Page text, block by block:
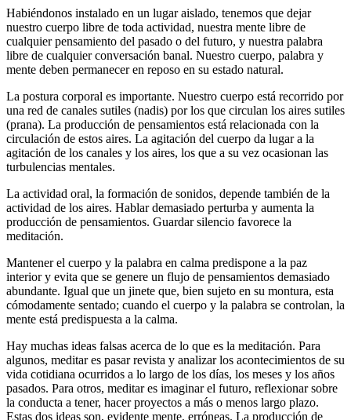
Habiéndonos instalado en un lugar aislado, tenemos que dejar
nuestro cuerpo libre de toda actividad, nuestra mente libre de
cualquier pensamiento del pasado o del futuro, y nuestra palabra
libre de cualquier conversación banal. Nuestro cuerpo, palabra y
mente deben permanecer en reposo en su estado natural.
La postura corporal es importante. Nuestro cuerpo está recorrido por
una red de canales sutiles (nadis) por los que circulan los aires sutiles
(prana). La producción de pensamientos está relacionada con la
circulación de estos aires. La agitación del cuerpo da lugar a la
agitación de los canales y los aires, los que a su vez ocasionan las
turbulencias mentales.
La actividad oral, la formación de sonidos, depende también de la
actividad de los aires. Hablar demasiado perturba y aumenta la
producción de pensamientos. Guardar silencio favorece la
meditación.
Mantener el cuerpo y la palabra en calma predispone a la paz
interior y evita que se genere un flujo de pensamientos demasiado
abundante. Igual que un jinete que, bien sujeto en su montura, esta
cómodamente sentado; cuando el cuerpo y la palabra se controlan, la
mente está predispuesta a la calma.
Hay muchas ideas falsas acerca de lo que es la meditación. Para
algunos, meditar es pasar revista y analizar los acontecimientos de su
vida cotidiana ocurridos a lo largo de los días, los meses y los años
pasados. Para otros, meditar es imaginar el futuro, reflexionar sobre
la conducta a tener, hacer proyectos a más o menos largo plazo.
Estas dos ideas son, evidente mente, erróneas. La producción de